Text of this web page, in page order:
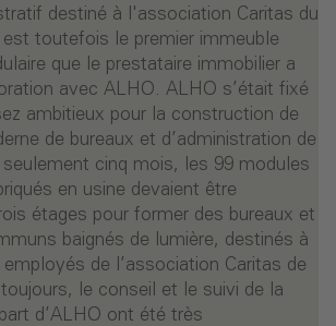
destiné à l'association Caritas du
est toutefois le premier immeuble
que le prestataire immobilier a
avec ALHO. ALHO s’était fixé
ambitieux pour la construction de
de bureaux et d’administration de
cinq mois, les 99 modules
en usine devaient être
étages pour former des bureaux et
baignés de lumière, destinés à
de l’association Caritas de
le conseil et le suivi de la
d’ALHO ont été très